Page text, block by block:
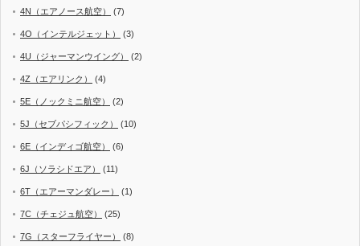
4N（エアノース航空） (7)
4O（インテルジェット） (3)
4U（ジャーマンウイング） (2)
4Z（エアリンク） (4)
5E（ノックミニ航空） (2)
5J（セブパシフィック） (10)
6E（インディゴ航空） (6)
6J（ソラシドエア） (11)
6T（エアーマンダレー） (1)
7C（チェジュ航空） (25)
7G（スターフライヤー） (8)